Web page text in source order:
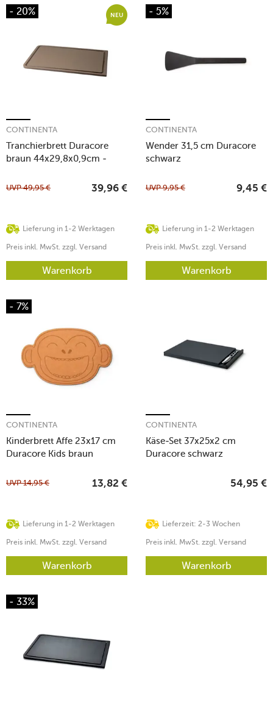
- 20% NEU
Tranchierbrett Duracore
braun 44x29,8x0,9cm -
CONTINENTA
Lieferung in 1-2 Werktagen
UVP49,95 € 39,96 €
Preis inkl. MwSt. zzgl. Versand
Warenkorb
- 5%
Wender 31,5 cm Duracore
schwarz
CONTINENTA
Lieferung in 1-2 Werktagen
UVP9,95 € 9,45 €
Preis inkl. MwSt. zzgl. Versand
Warenkorb
- 7%
Kinderbrett Affe 23x17 cm
Duracore Kids braun
CONTINENTA
Lieferung in 1-2 Werktagen
UVP14,95 € 13,82 €
Preis inkl. MwSt. zzgl. Versand
Warenkorb
Käse-Set 37x25x2 cm
Duracore schwarz
CONTINENTA
Lieferzeit: 2-3 Wochen
54,95 €
Preis inkl. MwSt. zzgl. Versand
Warenkorb
- 33%